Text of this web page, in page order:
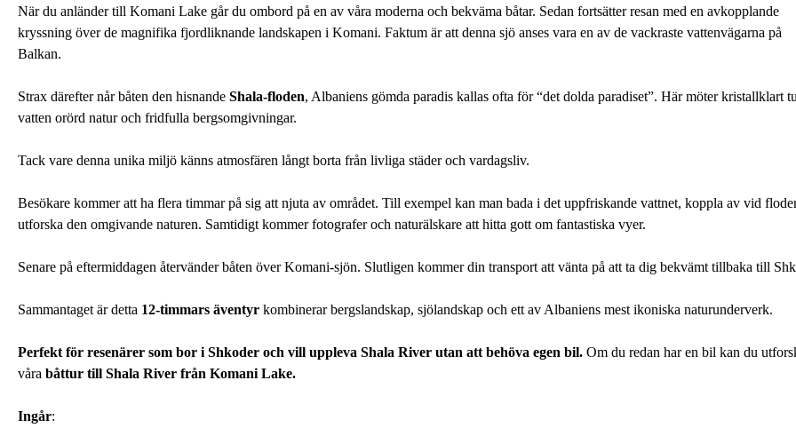
När du anländer till Komani Lake går du ombord på en av våra moderna och bekväma båtar. Sedan fortsätter resan med en avkopplande
kryssning över de magnifika fjordliknande landskapen i Komani. Faktum är att denna sjö anses vara en av de vackraste vattenvägarna på
Balkan.
Strax därefter når båten den hisnande Shala-floden, Albaniens gömda paradis kallas ofta för “det dolda paradiset”. Här möter kristallklart
vatten orörd natur och fridfulla bergsomgivningar.
Tack vare denna unika miljö känns atmosfären långt borta från livliga städer och vardagsliv.
Besökare kommer att ha flera timmar på sig att njuta av området. Till exempel kan man bada i det uppfriskande vattnet, koppla av vid
utforska den omgivande naturen. Samtidigt kommer fotografer och naturälskare att hitta gott om fantastiska vyer.
Senare på eftermiddagen återvänder båten över Komani-sjön. Slutligen kommer din transport att vänta på att ta dig bekvämt tillbaka till
Sammantaget är detta 12-timmars äventyr kombinerar bergslandskap, sjölandskap och ett av Albaniens mest ikoniska naturunderverk.
Perfekt för resenärer som bor i Shkoder och vill uppleva Shala River utan att behöva egen bil. Om du redan har en bil kan du
våra båttur till Shala River från Komani Lake.
Ingår: